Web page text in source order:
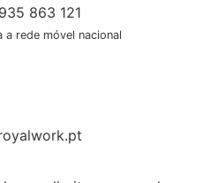
863 121
a rede móvel nacional